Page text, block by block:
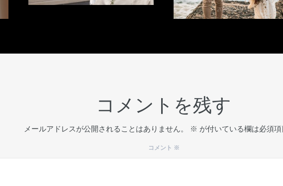
2020年2月13日
コメントを残す
メールアドレスが公開されることはありません。 ※ が付いている欄は必須項
コメント ※